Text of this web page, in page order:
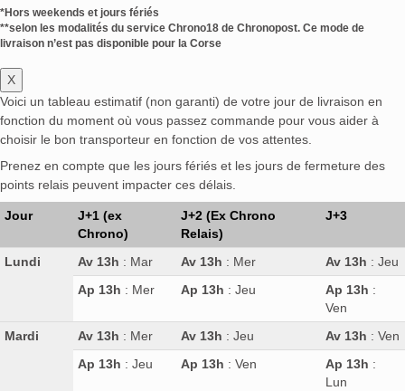
*Hors weekends et jours fériés
**selon les modalités du service Chrono18 de Chronopost. Ce mode de
livraison n’est pas disponible pour la Corse
X
Voici un tableau estimatif (non garanti) de votre jour de livraison en
fonction du moment où vous passez commande pour vous aider à
choisir le bon transporteur en fonction de vos attentes.
Prenez en compte que les jours fériés et les jours de fermeture des
points relais peuvent impacter ces délais.
Jour
J+1 (ex
Chrono)
J+2 (Ex Chrono
Relais)
J+3
Lundi Av 13h : Mar Av 13h : Mer Av 13h : Jeu
Ap 13h : Mer Ap 13h : Jeu Ap 13h :
Ven
Mardi
Av 13h : Mer Av 13h : Jeu Av 13h : Ven
Ap 13h : Jeu Ap 13h : Ven Ap 13h :
Lun